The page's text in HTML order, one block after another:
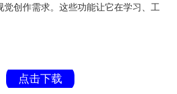
觉创作需求。这些功能让它在学习、工
点击下载